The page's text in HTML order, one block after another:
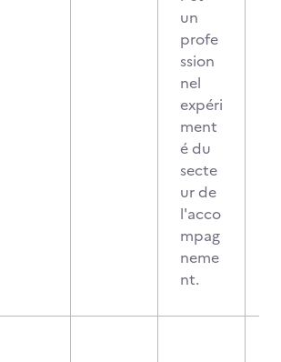
un
profe
ssion
nel
expéri
ment
é du
secte
ur de
l'acco
mpag
neme
nt.